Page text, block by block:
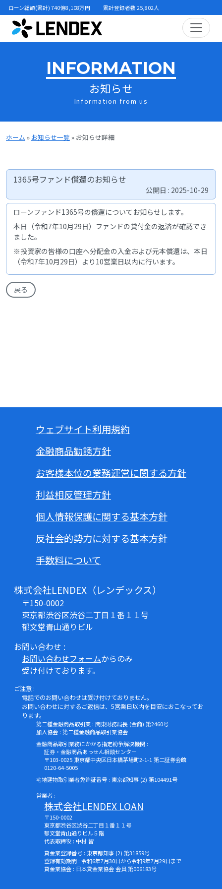
ローン総額(累計) 740億8,108万円 累計登録者数 25,802人
INFORMATION
お知らせ
Information from us
ホーム » お知らせ一覧 » お知らせ詳細
1365号ファンド償還のお知らせ
公開日 : 2025-10-29
ローンファンド1365号の償還についてお知らせします。
本日（令和7年10月29日）ファンドの貸付金の返済が確認でき
ました。
※投資家の皆様の口座へ分配金の入金および元本償還は、本日
（令和7年10月29日）より10営業日以内に行います。
戻る
ウェブサイト利用規約
金融商品勧誘方針
お客様本位の業務運営に関する方針
利益相反管理方針
個人情報保護に関する基本方針
反社会的勢力に対する基本方針
手数料について
株式会社LENDEX（レンデックス）
〒150-0002
東京都渋谷区渋谷二丁目１番１１号
郁文堂青山通りビル
お問い合わせ :
お問い合わせフォームからのみ
受け付けております。
ご注意 :
電話でのお問い合わせは受け付けておりません。
お問い合わせに対するご返信は、5営業日以内を目安におこなってお
ります。
第二種金融商品取引業 : 関東財務局長 (金商) 第2460号
加入協会 : 第二種金融商品取引業協会
金融商品取引業務にかかる指定紛争解決機関 :
証券・金融商品あっせん相談センター
〒103-0025 東京都中央区日本橋茅場町2-1-1 第二証券会館
0120-64-5005
宅地建物取引業者免許証番号 : 東京都知事 (2) 第104491号
営業者 :
株式会社LENDEX LOAN
〒150-0002
東京都渋谷区渋谷二丁目１番１１号
郁文堂青山通りビル５階
代表取締役 : 中村 智
貸金業登録番号 : 東京都知事 (2) 第31859号
登録有効期間 : 令和6年7月30日から令和9年7月29日まで
貸金業協会 : 日本貸金業協会 会員 第006183号